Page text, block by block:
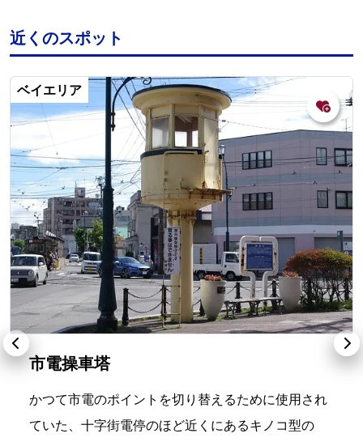
近くのスポット
ベイエリア
市電操車塔
かつて市電のポイントを切り替えるために使用され
ていた、十字街電停のほど近くにあるキノコ型の